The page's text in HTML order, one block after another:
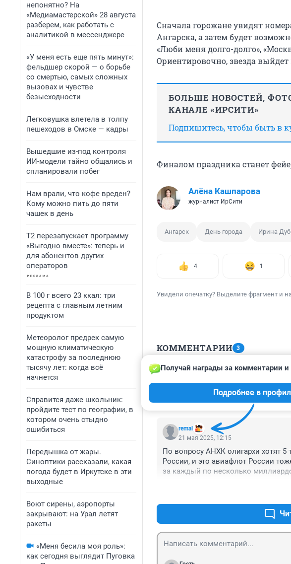
непонятно? На
«Медиамастерской» 28 августа
разберем, как работать с
аналитикой в мессенджере
«У меня есть еще пять минут»:
фельдшер скорой — о борьбе
со смертью, самых сложных
вызовах и чувстве
безысходности
Легковушка влетела в толпу
пешеходов в Омске — кадры
Вышедшие из-под контроля
ИИ-модели тайно общались и
спланировали побег
Нам врали, что кофе вреден?
Кому можно пить до пяти
чашек в день
Т2 перезапускает программу
«Выгодно вместе»: теперь и
для абонентов других
операторов
В 100 г всего 23 ккал: три
рецепта с главным летним
продуктом
Метеоролог предрек самую
мощную климатическую
катастрофу за последнюю
тысячу лет: когда всё
начнется
Справится даже школьник:
пройдите тест по географии, в
котором очень стыдно
ошибиться
Передышка от жары.
Синоптики рассказали, какая
погода будет в Иркутске в эти
выходные
Воют сирены, аэропорты
закрывают: на Урал летят
ракеты
«Меня бесила моя роль»:
как сегодня выглядит Пуговка
Сначала горожане увидят
Ангарска, а затем будет
«Люби меня долго-долго»,
Ориентировочно, звезда выйдет
БОЛЬШЕ НОВОСТЕЙ,
КАНАЛЕ «ИРСИТИ»
Подпишитесь, чтобы быть в
Финалом праздника станет
Алёна Кашпарова
журналист ИрСити
Ангарск День города Ирина
4 1
Увидели опечатку? Выделите фрагмент и
КОММЕНТАРИИ 3
Гость
Только она,не супер-звезда.
remal
Получай награды за комментарии и
Подробнее в
21 мая 2025, 12:15
По вопросу АНХК олигархи хотят
России, и это авиафлот России
за каждый по несколько